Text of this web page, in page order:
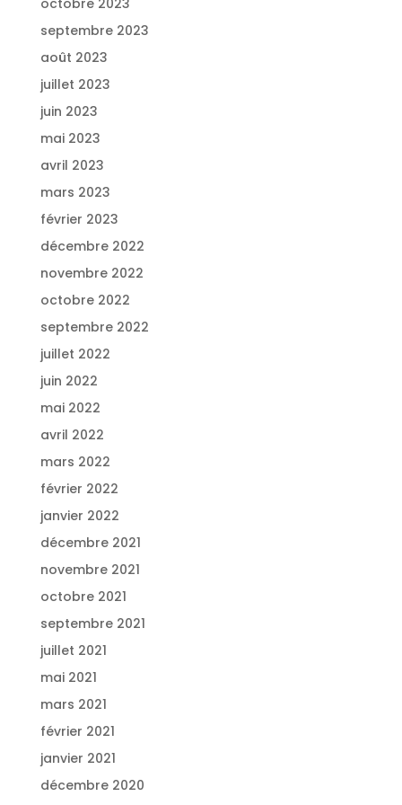
septembre 2023
août 2023
juillet 2023
juin 2023
mai 2023
avril 2023
mars 2023
février 2023
décembre 2022
novembre 2022
octobre 2022
septembre 2022
juillet 2022
juin 2022
mai 2022
avril 2022
mars 2022
février 2022
janvier 2022
décembre 2021
novembre 2021
octobre 2021
septembre 2021
juillet 2021
mai 2021
mars 2021
février 2021
janvier 2021
décembre 2020